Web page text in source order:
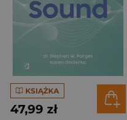
KSIĄŻKA
47,99 zł